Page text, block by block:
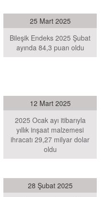
25 Mart 2025
Bileşik Endeks 2025 Şubat
ayında 84,3 puan oldu
12 Mart 2025
2025 Ocak ayı itibarıyla
yıllık inşaat malzemesi
ihracatı 29,27 milyar dolar
oldu
28 Şubat 2025